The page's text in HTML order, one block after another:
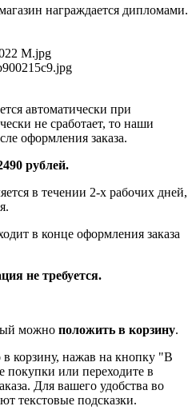
награждается дипломами.
автоматически при
не сработает, то наши
оформления заказа.
рублей.
в течении 2-х рабочих дней,
в конце оформления заказа
не требуется.
можно положить в корзину.
корзину, нажав на кнопку "В
покупки или переходите в
Для вашего удобства во
текстовые подсказки.